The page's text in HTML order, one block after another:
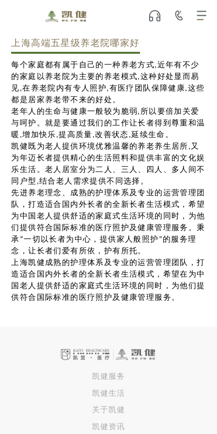
上海高端五星级养老院哪家好
每个家庭都有属于自己的一种养老方式,近年有不少
的家庭以养老院为主要的养老模式,这种好处显而易
见,在养老院内有专人照护,有医疗团队保障健康,这些
都是居家养老带不来的好处。
老年人的生命与健康一般较为脆弱,所以要倍加关爱
与呵护。就是要通过我们的工作让长者得到尊重和温
暖,增加快乐,提高质量,改善状态,延续生命。
凯健既为老人提供环境优雅温馨的养老养生居所,又
为年迈长者提供精心的生活照料和提供丰富的文化娱
乐生活。老人居室分为二人、三人、四人、多人间不
同户型,结合老人需求提供不同选择。
先进养老理念、成熟的护理体系及专业的运营管理团
队，打造适合国内外长者的全新长者生活模式，希望
为中国老人提供舒适的家庭式生活环境的同时，为他
们提供符合国际标准的医疗照护及健康管理服务。秉
承“一切以长者为中心，提供家人般照护”的服务理
念，让长者们爱有所依，护有所托。
上海凯健成熟的护理体系及专业的运营管理团队，打
造适合国内外长者的全新长者生活模式，希望在为中
国老人提供舒适的家庭式生活环境的同时，为他们提
供符合国际标准的医疗照护及健康管理服务。
凯健服务
凯健生活
关于凯健
凯健资讯